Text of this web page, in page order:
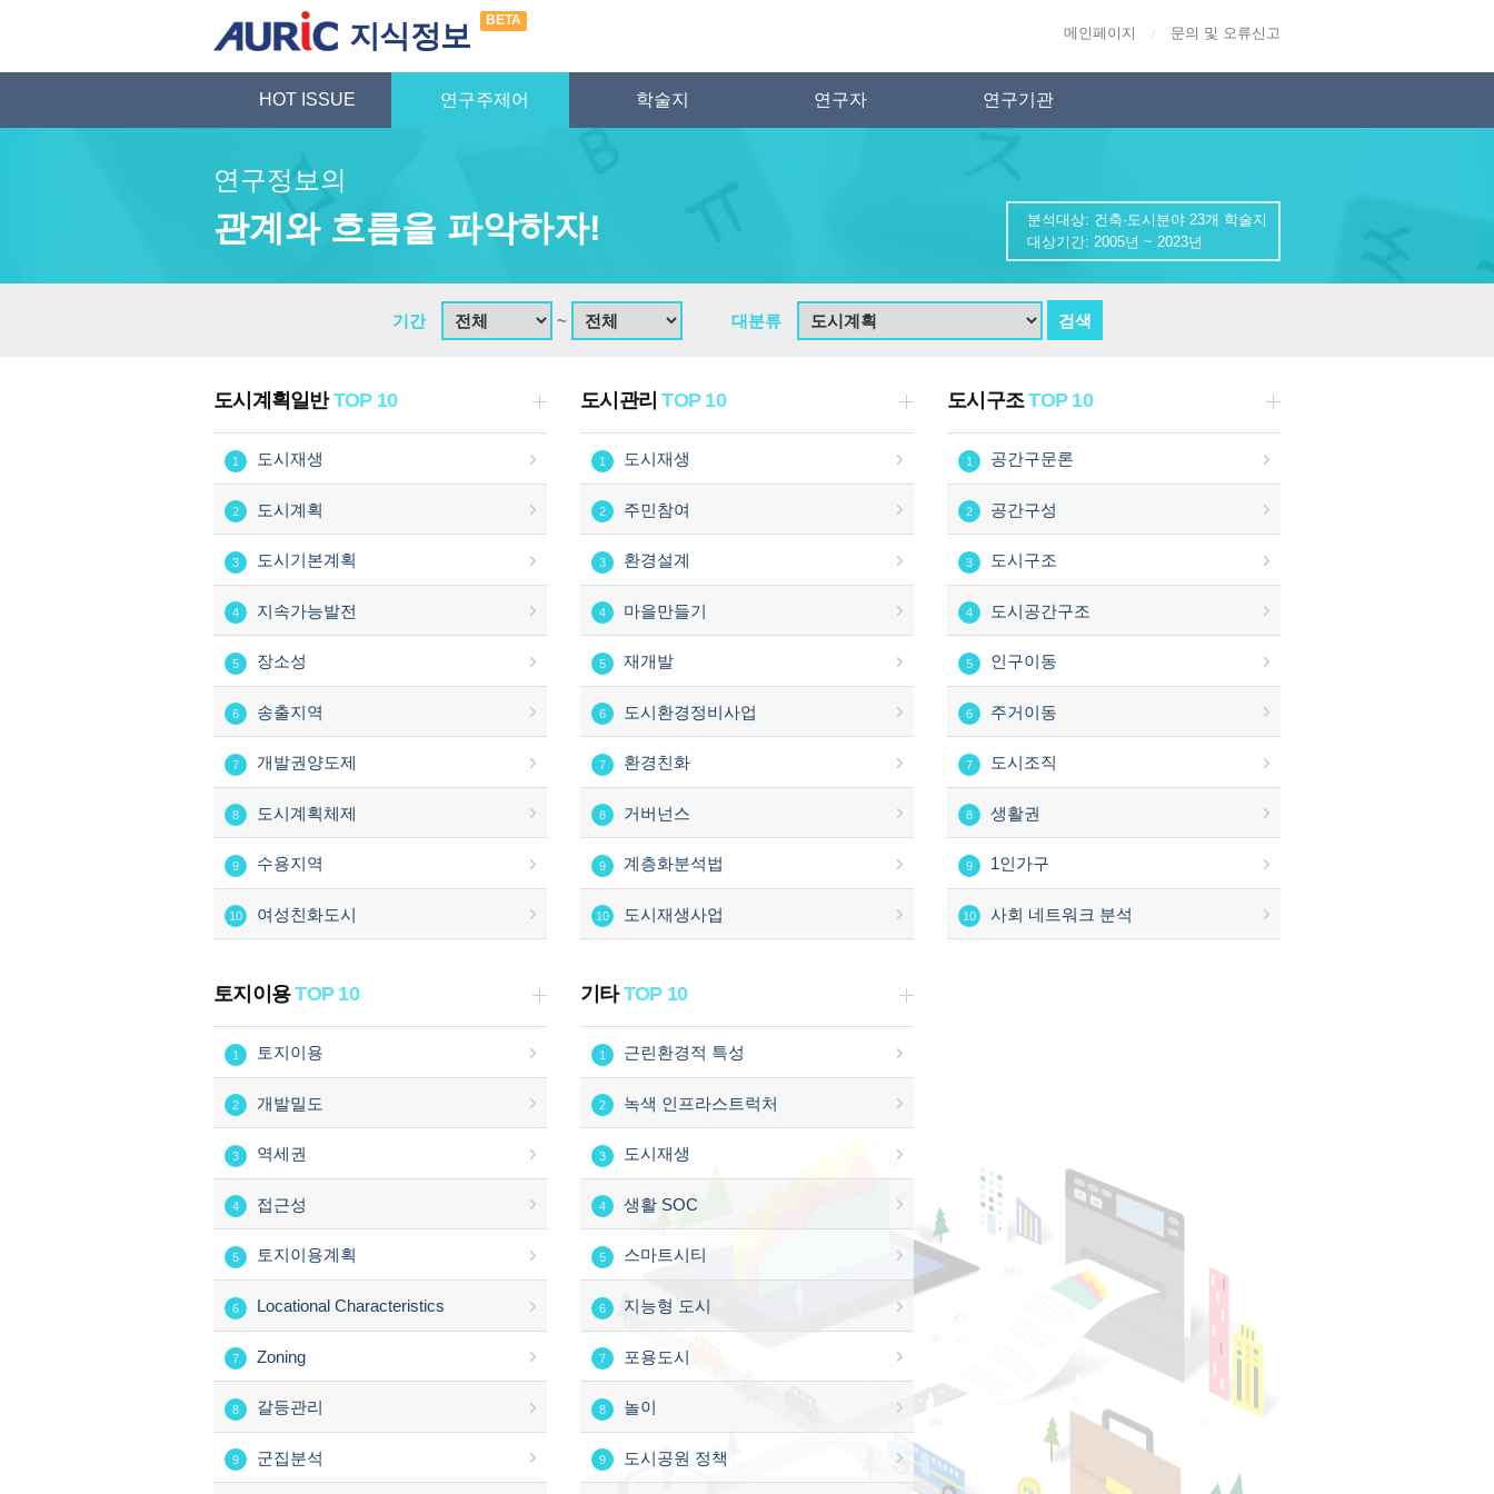
지식정보 BETA
메인페이지 / 문의 및 오류신고
HOT ISSUE 연구주제어 학술지 연구자 연구기관
연구정보의
관계와 흐름을 파악하자!
분석대상: 건축·도시분야 23개 학술지
대상기간: 2005년 ~ 2023년
기간 ~ 대분류
도시계획일반TOP 10
1 도시재생
2 도시계획
3 도시기본계획
4 지속가능발전
5 장소성
6 송출지역
7 개발권양도제
8 도시계획체제
9 수용지역
10 여성친화도시
도시관리TOP 10
1 도시재생
2 주민참여
3 환경설계
4 마을만들기
5 재개발
6 도시환경정비사업
7 환경친화
8 거버넌스
9 계층화분석법
10 도시재생사업
도시구조TOP 10
1 공간구문론
2 공간구성
3 도시구조
4 도시공간구조
5 인구이동
6 주거이동
7 도시조직
8 생활권
9 1인가구
10 사회 네트워크 분석
토지이용TOP 10
1 토지이용
2 개발밀도
3 역세권
4 접근성
5 토지이용계획
6 Locational Characteristics
7 Zoning
8 갈등관리
9 군집분석
기타TOP 10
1 근린환경적 특성
2 녹색 인프라스트럭처
3 도시재생
4 생활 SOC
5 스마트시티
6 지능형 도시
7 포용도시
8 놀이
9 도시공원 정책